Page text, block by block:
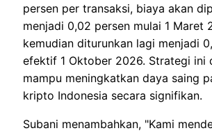
persen per transaksi, biaya akan
menjadi 0,02 persen mulai 1 Maret
kemudian diturunkan lagi menjadi
efektif 1 Oktober 2026. Strategi ini
mampu meningkatkan daya saing
kripto Indonesia secara signifikan.
Subani menambahkan, "Kami